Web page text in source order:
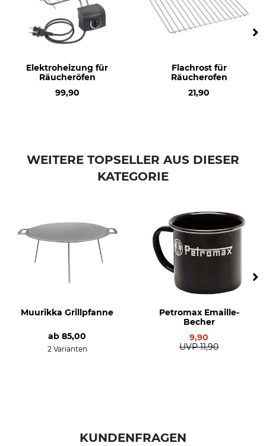
Elektroheizung für
Räucheröfen
99,90
Flachrost für
Räucherofen
21,90
WEITERE TOPSELLER AUS DIESER
KATEGORIE
Muurikka Grillpfanne
ab 85,00
2 Varianten
Petromax Emaille-
Becher
9,90
UVP 11,90
KUNDENFRAGEN